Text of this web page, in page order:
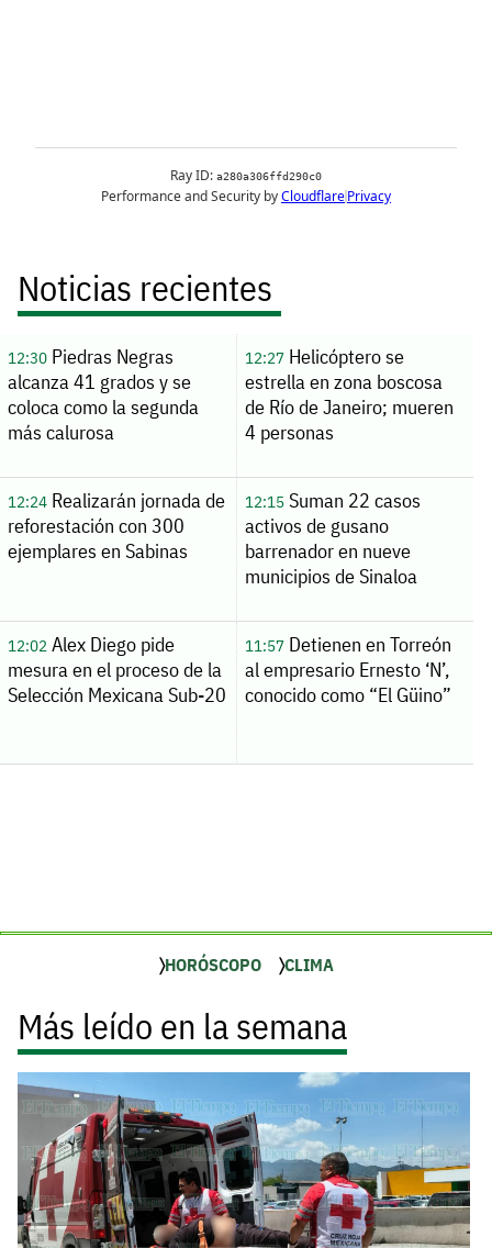
Noticias recientes
12:30Piedras Negras
alcanza 41 grados y se
coloca como la segunda
más calurosa
12:27Helicóptero se
estrella en zona boscosa
de Río de Janeiro; mueren
4 personas
12:24Realizarán jornada de
reforestación con 300
ejemplares en Sabinas
12:15Suman 22 casos
activos de gusano
barrenador en nueve
municipios de Sinaloa
12:02 Alex Diego pide
mesura en el proceso de la
Selección Mexicana Sub-20
11:57Detienen en Torreón
al empresario Ernesto ‘N’,
conocido como “El Güino”
HORÓSCOPO CLIMA
Más leído en la semana